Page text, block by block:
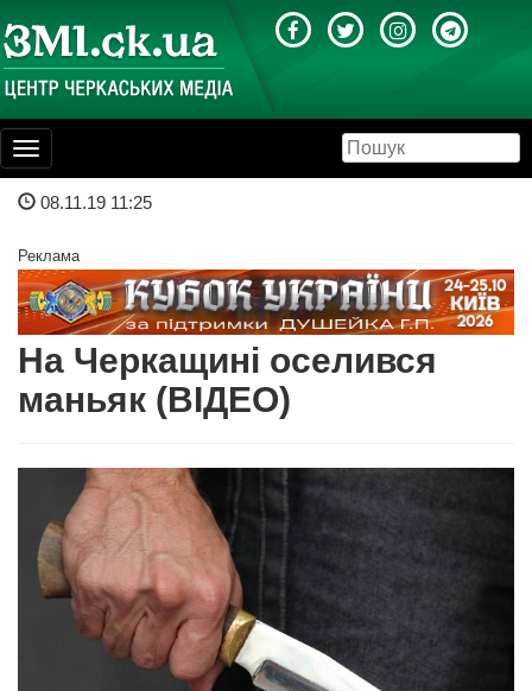
Toggle
navigation
08.11.19 11:25
Реклама
На Черкащині оселився
маньяк (ВІДЕО)